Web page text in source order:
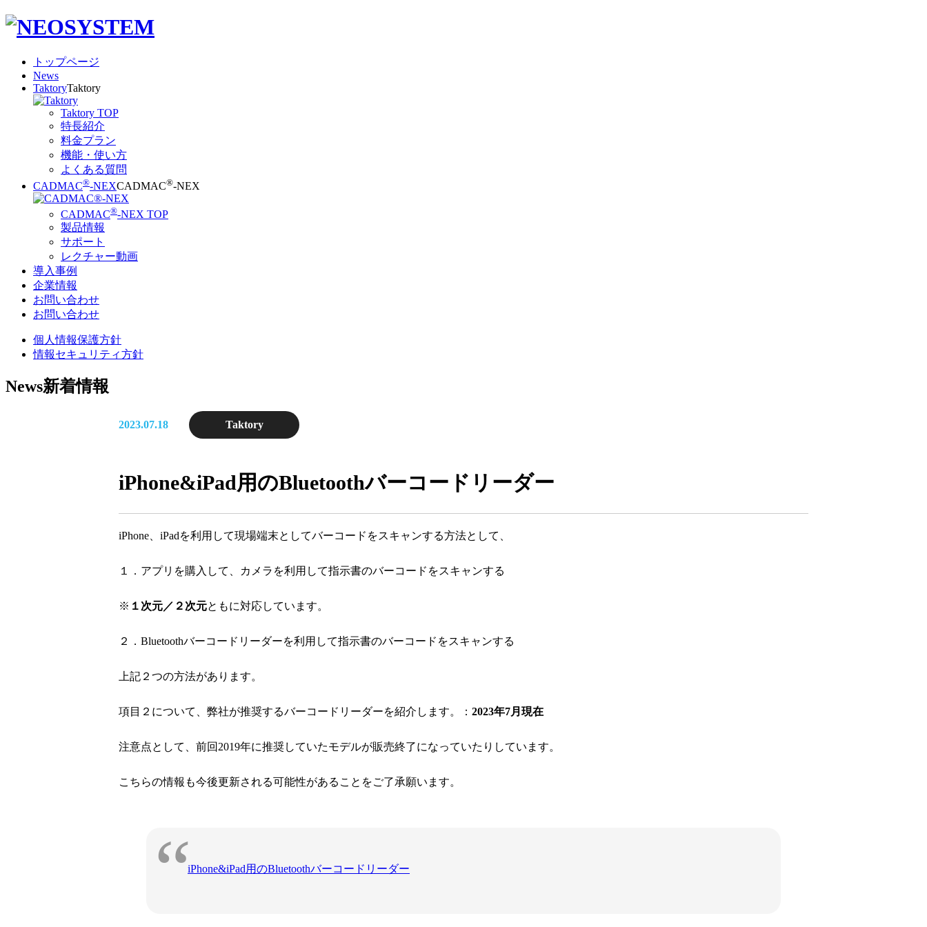
トップページ
News
TaktoryTaktory
Taktory TOP
特長紹介
料金プラン
機能・使い方
よくある質問
CADMAC®-NEXCADMAC®-NEX
CADMAC®-NEX TOP
製品情報
サポート
レクチャー動画
導入事例
企業情報
お問い合わせ
お問い合わせ
個人情報保護方針
情報セキュリティ方針
News新着情報
2023.07.18 Taktory
iPhone&iPad用のBluetoothバーコードリーダー
iPhone、iPadを利用して現場端末としてバーコードをスキャンする方法として、
１．アプリを購入して、カメラを利用して指示書のバーコードをスキャンする
※ １次元／２次元ともに対応しています。
２．Bluetoothバーコードリーダーを利用して指示書のバーコードをスキャンする
上記２つの方法があります。
項目２について、弊社が推奨するバーコードリーダーを紹介します。： 2023年7月現在
注意点として、前回2019年に推奨していたモデルが販売終了になっていたりしています。
こちらの情報も今後更新される可能性があることをご了承願います。
iPhone&iPad用のBluetoothバーコードリーダー